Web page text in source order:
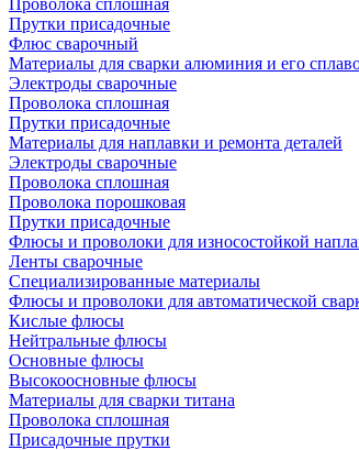
Проволока сплошная
Прутки присадочные
Флюс сварочный
Материалы для сварки алюминия и его
Электроды сварочные
Проволока сплошная
Прутки присадочные
Материалы для наплавки и ремонта деталей
Электроды сварочные
Проволока сплошная
Проволока порошковая
Прутки присадочные
Флюсы и проволоки для износостойкой
Ленты сварочные
Специализированные материалы
Флюсы и проволоки для автоматической
Кислые флюсы
Нейтральные флюсы
Основные флюсы
Высокоосновные флюсы
Материалы для сварки титана
Проволока сплошная
Присадочные прутки